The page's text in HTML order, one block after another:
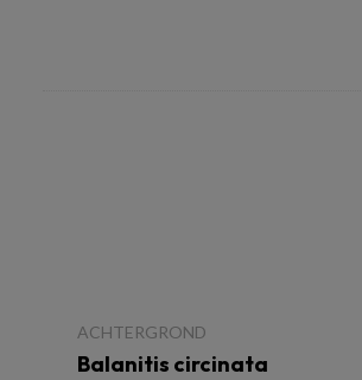
ACHTERGROND
Balanitis circinata